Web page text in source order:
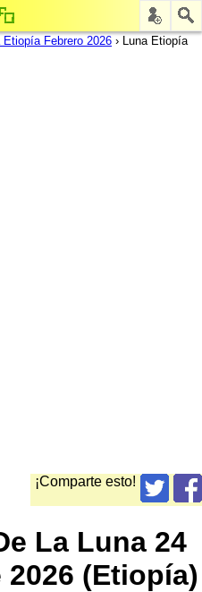
Etiopía Febrero 2026 › Luna Etiopía
¡Comparte esto!
La Luna 24
2026 (Etiopía)